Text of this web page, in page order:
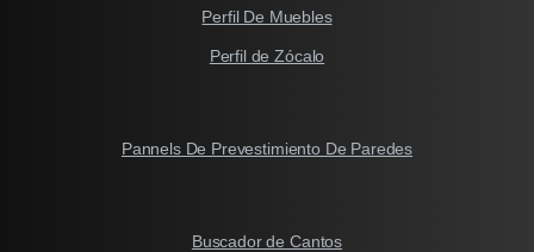
Perfil De Muebles
Perfil de Zócalo
Pannels De Prevestimiento De Paredes
Buscador de Cantos